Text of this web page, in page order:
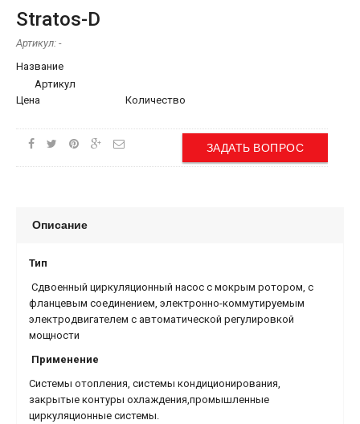
Stratos-D
Артикул: -
Название
Артикул
Цена
Количество
ЗАДАТЬ ВОПРОС
Описание
Тип
Сдвоенный циркуляционный насос с мокрым ротором, с
фланцевым соединением, электронно-коммутируемым
электродвигателем с автоматической регулировкой
мощности
Применение
Системы отопления, системы кондиционирования,
закрытые контуры охлаждения,промышленные
циркуляционные системы.